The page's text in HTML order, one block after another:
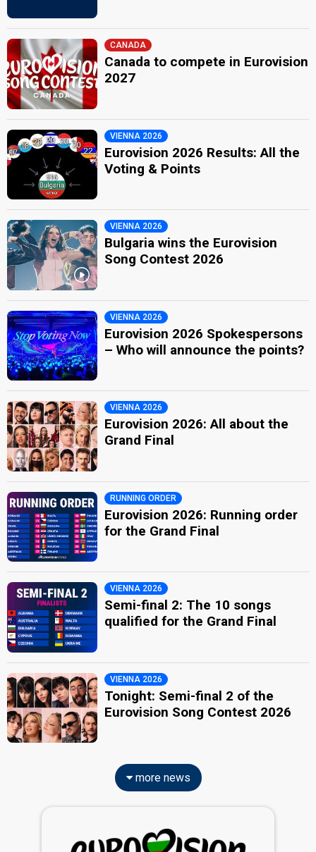
CANADA
Canada to compete in Eurovision
2027
VIENNA 2026
Eurovision 2026 Results: All the
Voting & Points
VIENNA 2026
Bulgaria wins the Eurovision
Song Contest 2026
VIENNA 2026
Eurovision 2026 Spokespersons
– Who will announce the points?
VIENNA 2026
Eurovision 2026: All about the
Grand Final
RUNNING ORDER
Eurovision 2026: Running order
for the Grand Final
VIENNA 2026
Semi-final 2: The 10 songs
qualified for the Grand Final
VIENNA 2026
Tonight: Semi-final 2 of the
Eurovision Song Contest 2026
more news